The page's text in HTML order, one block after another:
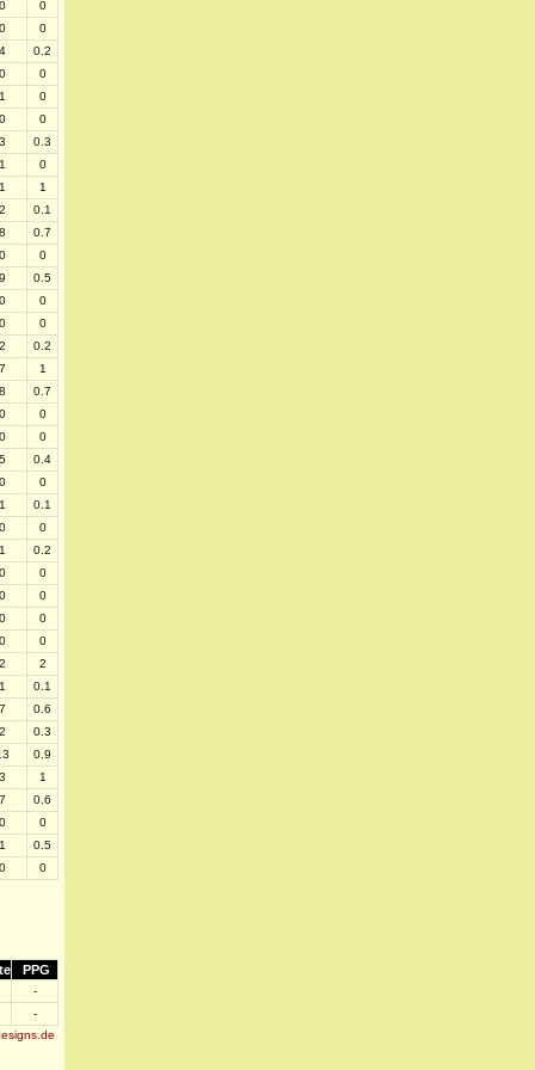
0
0
0
0
4
0.2
0
0
1
0
0
0
3
0.3
1
0
1
1
2
0.1
8
0.7
0
0
9
0.5
0
0
0
0
2
0.2
7
1
8
0.7
0
0
0
0
5
0.4
0
0
1
0.1
0
0
1
0.2
0
0
0
0
0
0
0
0
2
2
1
0.1
7
0.6
2
0.3
0.9
3
1
7
0.6
0
0
1
0.5
0 0
PPG
-
-